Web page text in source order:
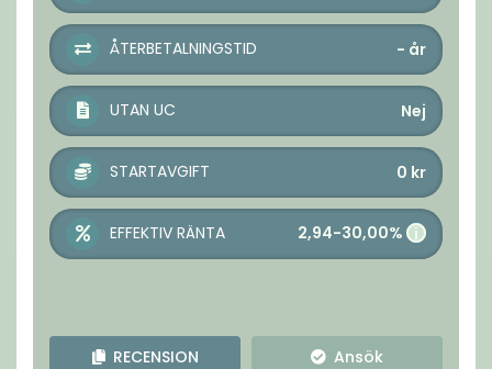
ÅTERBETALNINGSTID - år
UTAN UC Nej
STARTAVGIFT 0 kr
EFFEKTIV RÄNTA 2,94-30,00% i
RECENSION Ansök